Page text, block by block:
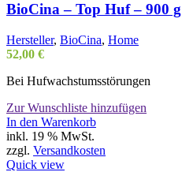
BioCina – Top Huf – 900 g
Hersteller, BioCina, Home
52,00 €
Bei Hufwachstumsstörungen
Zur Wunschliste hinzufügen
In den Warenkorb
inkl. 19 % MwSt.
zzgl. Versandkosten
Quick view